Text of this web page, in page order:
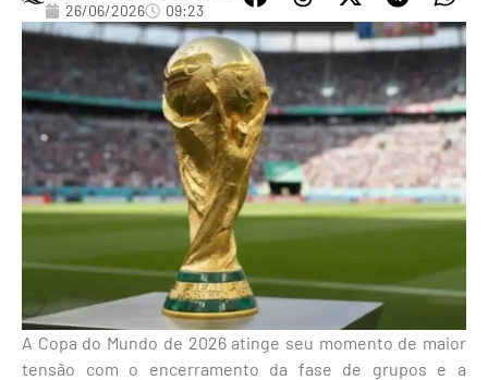
26/06/2026 09:23
A Copa do Mundo de 2026 atinge seu momento de maior
tensão com o encerramento da fase de grupos e a